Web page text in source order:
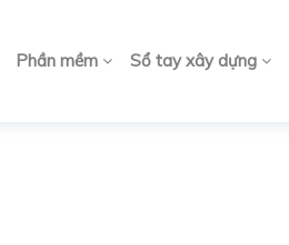
Phần mềm Sổ tay xây dựng